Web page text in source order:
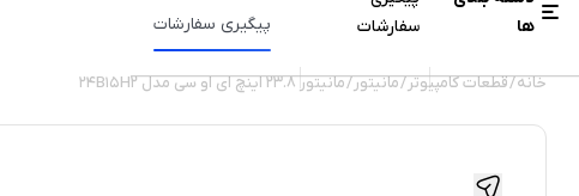
ها
سفارشات
پیگیری سفارشات
خانه/قطعات کامپیوتر/مانیتور/ مانیتور 23.8 اینچ ای او سی مدل 24B15H2